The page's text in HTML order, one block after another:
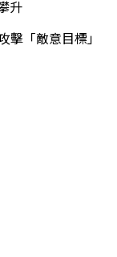
升
「敵意目標」